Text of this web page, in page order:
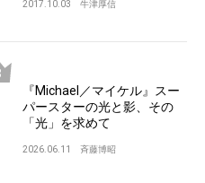
2017.10.03 牛津厚信
『Michael／マイケル』スー
パースターの光と影、その
「光」を求めて
2026.06.11 斉藤博昭